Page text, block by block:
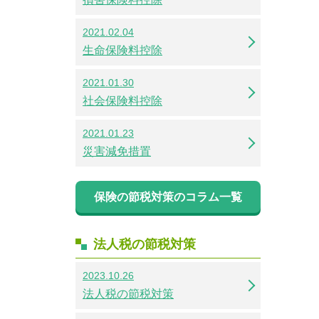
2021.02.04
生命保険料控除
2021.01.30
社会保険料控除
2021.01.23
災害減免措置
保険の節税対策のコラム一覧
法人税の節税対策
2023.10.26
法人税の節税対策